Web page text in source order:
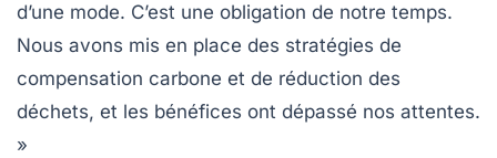
d’une mode. C’est une obligation de notre temps.
Nous avons mis en place des stratégies de
compensation carbone et de réduction des
déchets, et les bénéfices ont dépassé nos attentes.
»